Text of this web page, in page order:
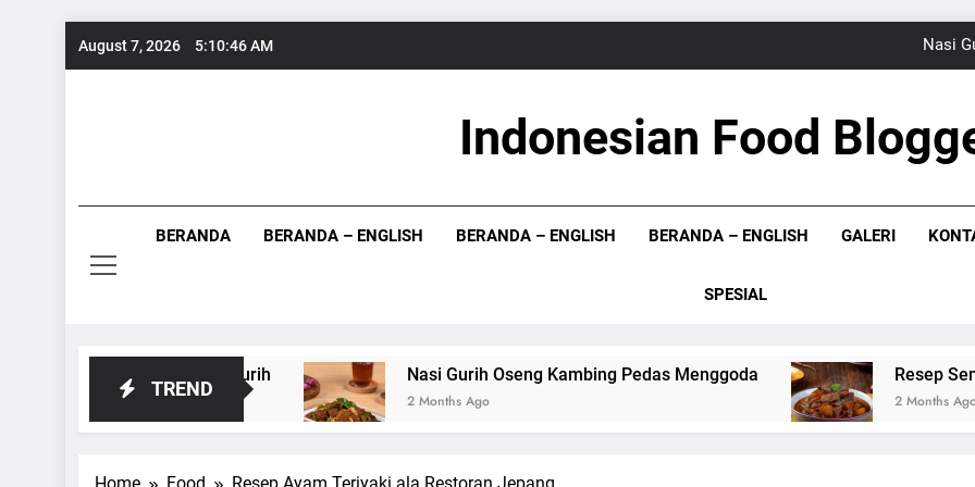
August 7, 2026 5:10:47 AM Nasi
Resep Rangi
Nasi
Indonesian Food
BERANDA BERANDA – ENGLISH BERANDA – ENGLISH BERANDA – ENGLISH GALERI
SPESIAL
TREND
Segar dan Gurih Nasi Gurih Oseng Kambing Pedas Menggoda
2 Months Ago
Resep Semur Daging
2 Months Ago